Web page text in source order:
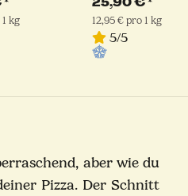
kg
Schnitt | Latteria
Sorrentina
12,95 € pro 1 kg
5/5
aber wie du
Pizza. Der Schnitt